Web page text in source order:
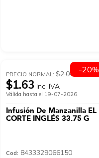
PRECIO NORMAL:$2.04
$1.63 Inc. IVA
Válida hasta el 19-07-2026.
Infusión De Manzanilla EL
CORTE INGLÉS 33.75 G
Cod: 8433329066150
-20%